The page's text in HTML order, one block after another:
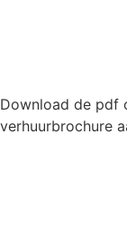
Download de pdf
verhuurbrochure